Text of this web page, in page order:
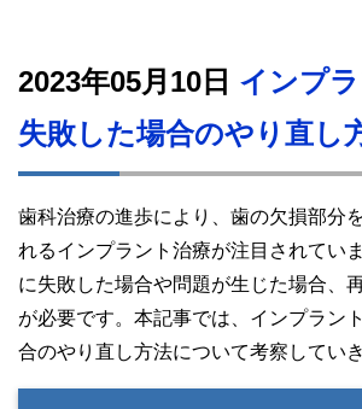
2023年05月10日 インプ
失敗した場合のやり直し
歯科治療の進歩により、歯の欠損部分
れるインプラント治療が注目されてい
に失敗した場合や問題が生じた場合、
が必要です。本記事では、インプラン
合のやり直し方法について考察していき